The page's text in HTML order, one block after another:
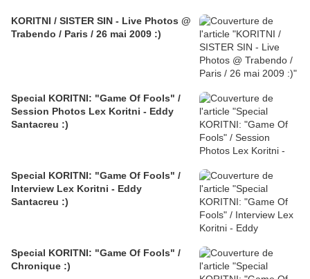
KORITNI / SISTER SIN - Live Photos @
Trabendo / Paris / 26 mai 2009 :)
Special KORITNI: "Game Of Fools" /
Session Photos Lex Koritni - Eddy
Santacreu :)
Special KORITNI: "Game Of Fools" /
Interview Lex Koritni - Eddy
Santacreu :)
Special KORITNI: "Game Of Fools" /
Chronique :)